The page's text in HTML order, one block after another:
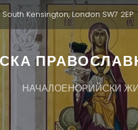
Kensington, London SW7 2EP
НАЧАЛОЕНОРИЙСКИ